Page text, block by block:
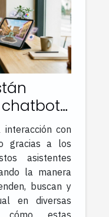
que
con
con
gracias a los
asistentes
la manera
buscan y
en diversas
cómo estas